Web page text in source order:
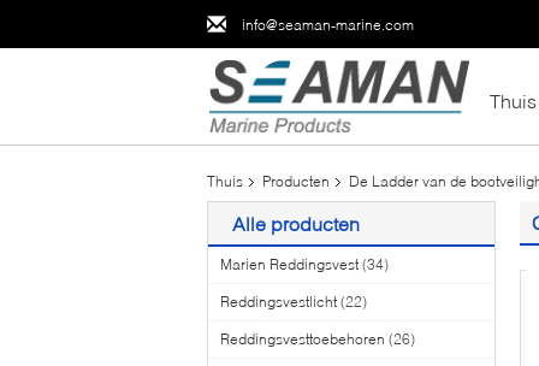
info@seaman-marine.com
Thuis
Thuis Producten De Ladder van de
Alle producten
Marien Reddingsvest (34)
Reddingsvestlicht (22)
Reddingsvesttoebehoren (26)